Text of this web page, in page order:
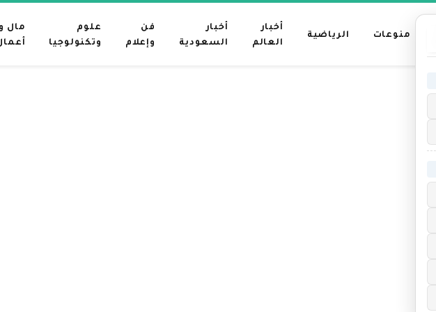
منوعات الرياضية
أخبار
العالم
أخبار
السعودية
فن
وإعلام
علوم
وتكنولوجيا
مال و